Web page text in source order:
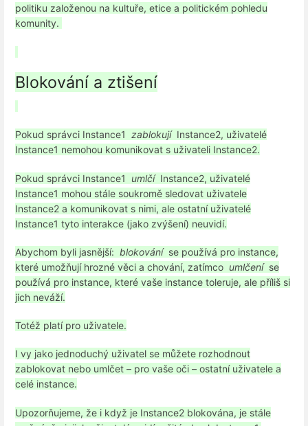
politiku založenou na kultuře, etice a politickém pohledu
komunity.
Blokování a ztišení
Pokud správci Instance1 zablokují Instance2, uživatelé
Instance1 nemohou komunikovat s uživateli Instance2.
Pokud správci Instance1 umlčí Instance2, uživatelé
Instance1 mohou stále soukromě sledovat uživatele
Instance2 a komunikovat s nimi, ale ostatní uživatelé
Instance1 tyto interakce (jako zvýšení) neuvidí.
Abychom byli jasnější: blokování se používá pro instance,
které umožňují hrozné věci a chování, zatímco umlčení se
používá pro instance, které vaše instance toleruje, ale příliš si
jich neváží.
Totéž platí pro uživatele.
I vy jako jednoduchý uživatel se můžete rozhodnout
zablokovat nebo umlčet – pro vaše oči – ostatní uživatele a
celé instance.
Upozorňujeme, že i když je Instance2 blokována, je stále